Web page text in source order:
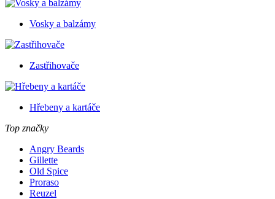
Vosky a balzámy
Zastřihovače
Hřebeny a kartáče
Top značky
Angry Beards
Gillette
Old Spice
Proraso
Reuzel